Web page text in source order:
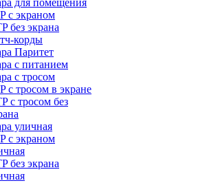
для помещения
с экраном
без экрана
корды
Паритет
с питанием
с тросом
с тросом в экране
с тросом без
уличная
с экраном
без экрана